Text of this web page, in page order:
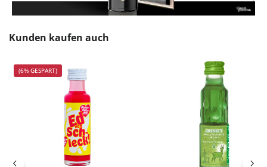
Produktgalerie überspringen
Kunden kaufen auch
(6% GESPART)